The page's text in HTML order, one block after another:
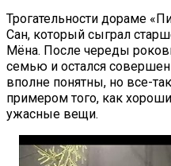
Трогательности дораме
Сан, который сыграл
Мёна. После череды
семью и остался
вполне понятны, но все-
примером того, как
ужасные вещи.